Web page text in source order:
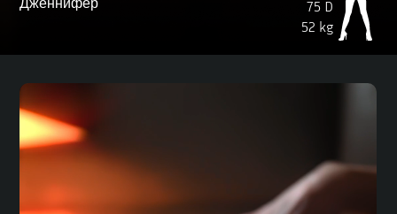
75 D
52 kg